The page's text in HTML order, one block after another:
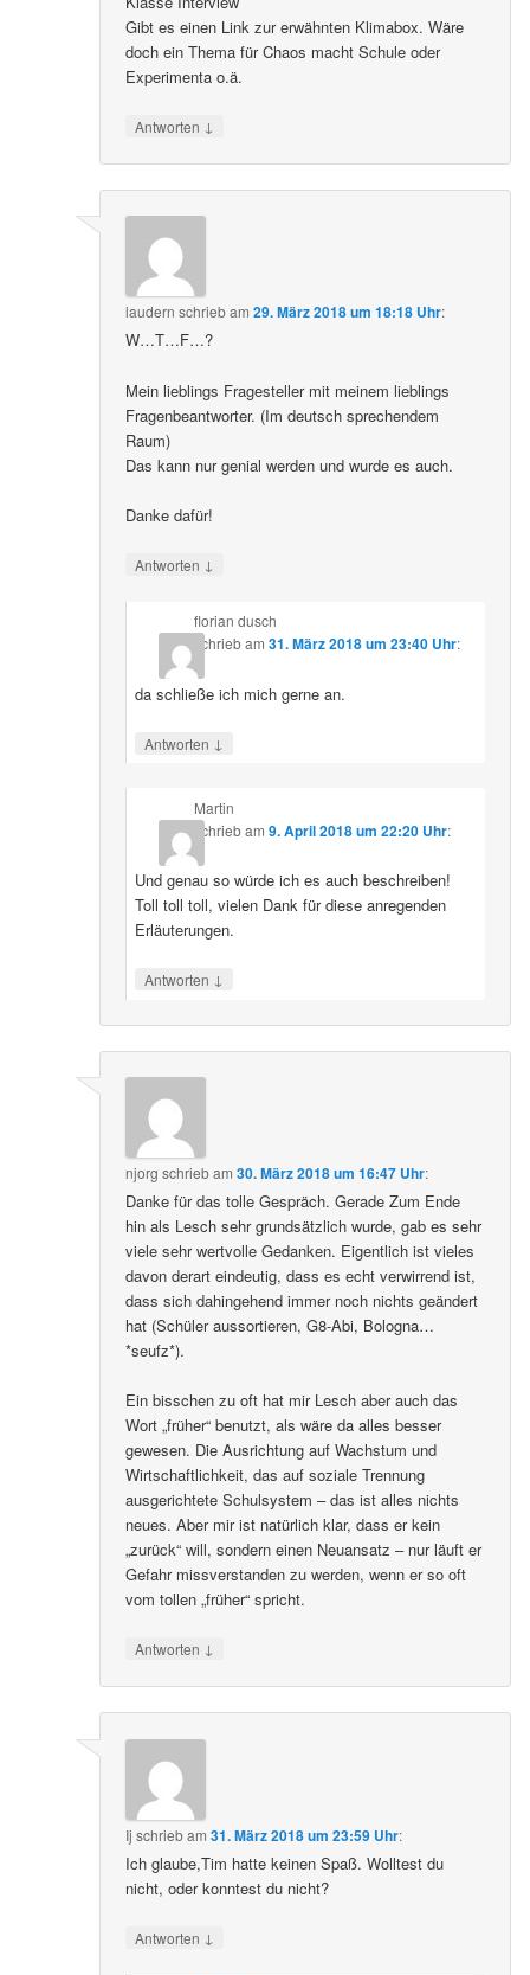
Gibt es einen Link zur erwähnten Klimabox. Wäre
doch ein Thema für Chaos macht Schule oder
Experimenta o.ä.
Antworten ↓
laudern schriebam29. März 2018 um 18:18 Uhr:
W…T…F…?
Mein lieblings Fragesteller mit meinem lieblings
Fragenbeantworter. (Im deutsch sprechendem
Raum)
Das kann nur genial werden und wurde es auch.
Danke dafür!
Antworten ↓
florian dusch
schriebam 31. März 2018 um 23:40 Uhr:
da schließe ich mich gerne an.
Antworten ↓
Martin
schriebam 9. April 2018 um 22:20 Uhr:
Und genau so würde ich es auch beschreiben!
Toll toll toll, vielen Dank für diese anregenden
Erläuterungen.
Antworten ↓
njorg schriebam30. März 2018 um 16:47 Uhr:
Danke für das tolle Gespräch. Gerade Zum Ende
hin als Lesch sehr grundsätzlich wurde, gab es sehr
viele sehr wertvolle Gedanken. Eigentlich ist vieles
davon derart eindeutig, dass es echt verwirrend ist,
dass sich dahingehend immer noch nichts geändert
hat (Schüler aussortieren, G8-Abi, Bologna…
*seufz*).
Ein bisschen zu oft hat mir Lesch aber auch das
Wort „früher“ benutzt, als wäre da alles besser
gewesen. Die Ausrichtung auf Wachstum und
Wirtschaftlichkeit, das auf soziale Trennung
ausgerichtete Schulsystem – das ist alles nichts
neues. Aber mir ist natürlich klar, dass er kein
„zurück“ will, sondern einen Neuansatz – nur läuft er
Gefahr missverstanden zu werden, wenn er so oft
vom tollen „früher“ spricht.
Antworten ↓
Ij schriebam31. März 2018 um 23:59 Uhr:
Ich glaube,Tim hatte keinen Spaß. Wolltest du
nicht, oder konntest du nicht?
Antworten ↓